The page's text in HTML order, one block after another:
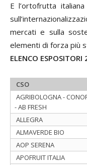
E l’ortofrutta
mercati e sulla
elementi di forza più
ELENCO ESPOSITORI
CSO
AGRIBOLOGNA -
- AB FRESH
ALLEGRA
ALMAVERDE BIO
AOP SERENA
APOFRUIT ITALIA